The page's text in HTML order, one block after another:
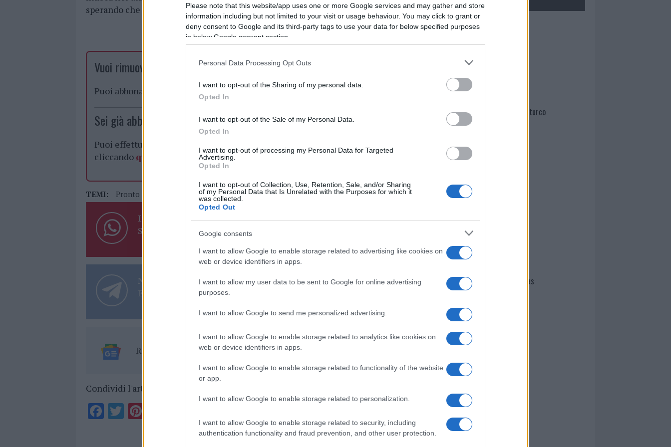
Please note that this website/app uses one or more Google services and may gather and store
information including but not limited to your visit or usage behaviour. You may click to grant or
deny consent to Google and its third-party tags to use your data for below specified purposes
in below Google consent section.
Personal Data Processing Opt Outs
I want to opt-out of the Sharing of my personal data.
Opted In
I want to opt-out of the Sale of my Personal Data.
Opted In
I want to opt-out of processing my Personal Data for Targeted
Advertising.
Opted In
I want to opt-out of Collection, Use, Retention, Sale, and/or Sharing
of my Personal Data that Is Unrelated with the Purposes for which it
was collected.
Opted Out
Google consents
I want to allow Google to enable storage related to advertising like cookies on
web or device identifiers in apps.
I want to allow my user data to be sent to Google for online advertising
purposes.
I want to allow Google to send me personalized advertising.
I want to allow Google to enable storage related to analytics like cookies on
web or device identifiers in apps.
I want to allow Google to enable storage related to functionality of the website
or app.
I want to allow Google to enable storage related to personalization.
I want to allow Google to enable storage related to security, including
authentication functionality and fraud prevention, and other user protection.
sperando che tutto si possa risolvere nel più breve tempo possibile.
Vuoi rimuovere le pubblicità nazionali?
Puoi abbonarti a soli € 1,10 al mesecliccandoqui
Sei già abbonato?
Puoi effettuare l'accesso andando nella sezione
cliccando qui
TEMI: Pronto Soccorso Olbia
Inviaci le tue segnalazioni, i tuoi video e le tue foto
Su WhatsApp al numero +39 345 356 7512
Notizie in tempo reale?
Entra nel canale telegram di GalluraOggi.it
Ricevi le nostre ultime news daGoogle News
Condividi l'articolo
F T
Mario Malu
Paolo Pinna
Martina Agostina Diturco
I nostri cari
I nostri cari
I nostri cari
Giovannimaria Cabras